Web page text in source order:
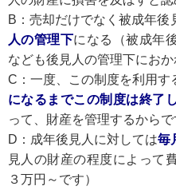
B：売却だけでなく被成年後
人の管理下になる（被成年
なども後見人の管理下におか
C：一度、この制度を利用す
になるまでこの制度は終了
って、財産を管理するからで
D：成年後見人に対しては毎
見人の財産の程度によって
３万円～です）